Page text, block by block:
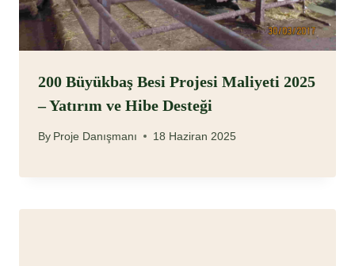
200 Büyükbaş Besi Projesi Maliyeti 2025
– Yatırım ve Hibe Desteği
By Proje Danışmanı 18 Haziran 2025